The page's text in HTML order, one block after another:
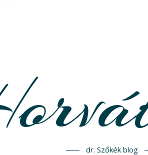
dr. Szőkék blog